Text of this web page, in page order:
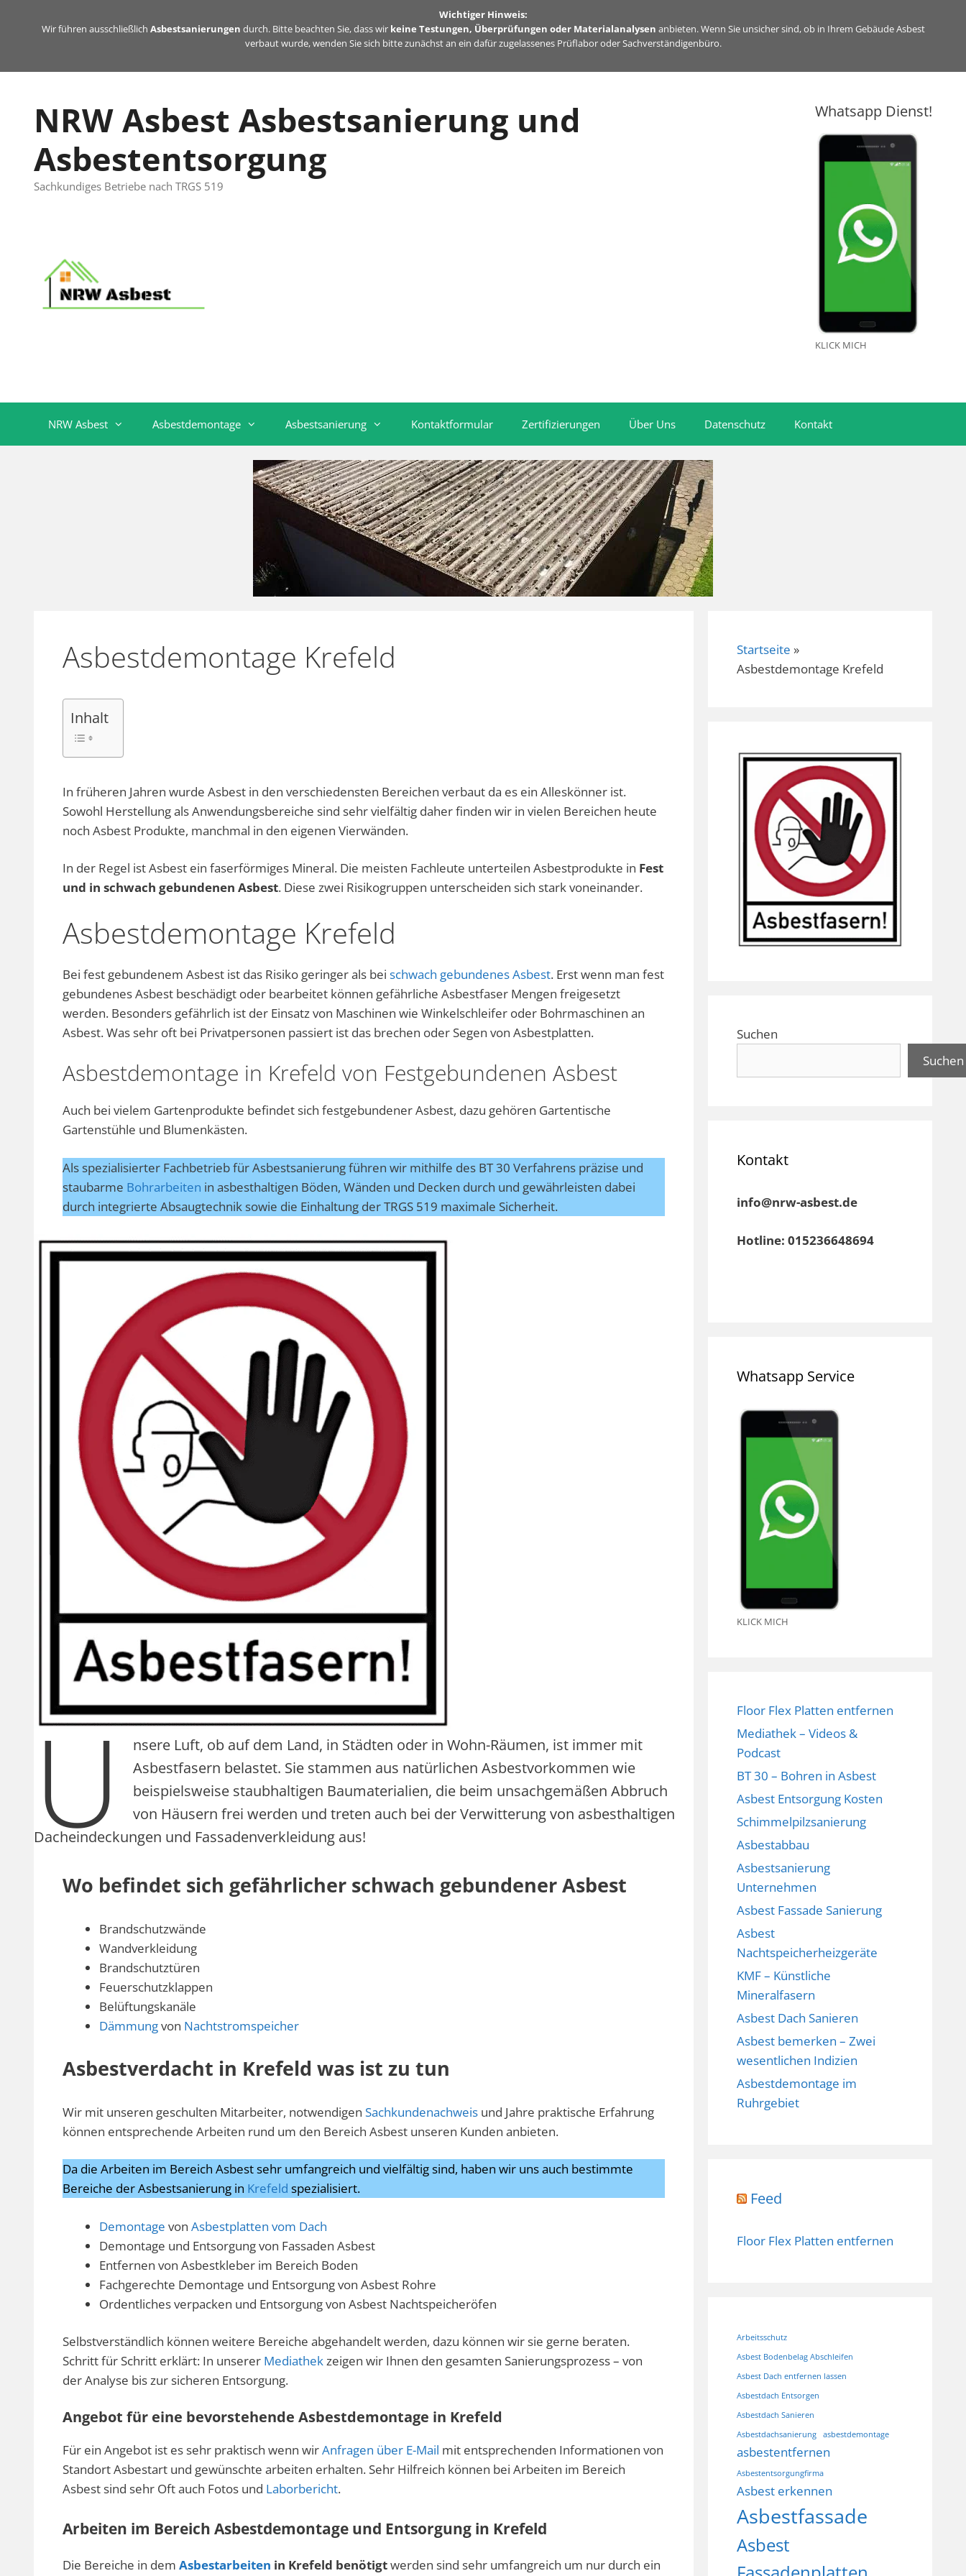
Wichtiger Hinweis:
Wir führen ausschließlich Asbestsanierungen durch. Bitte beachten Sie, dass wir keine Testungen, Überprüfungen oder Materialanalysen anbieten. Wenn Sie unsicher sind, ob in Ihrem Gebäude Asbest
verbaut wurde, wenden Sie sich bitte zunächst an ein dafür zugelassenes Prüflabor oder Sachverständigenbüro.
Whatsapp Dienst!
KLICK MICH
NRW Asbest Asbestsanierung und
Asbestentsorgung
Sachkundiges Betriebe nach TRGS 519
NRW Asbest Asbestdemontage Asbestsanierung Kontaktformular Zertifizierungen Über Uns Datenschutz Kontakt
Asbestdemontage Krefeld
Inhalt
In früheren Jahren wurde Asbest in den verschiedensten Bereichen verbaut da es ein Alleskönner ist.
Sowohl Herstellung als Anwendungsbereiche sind sehr vielfältig daher finden wir in vielen Bereichen heute
noch Asbest Produkte, manchmal in den eigenen Vierwänden.
In der Regel ist Asbest ein faserförmiges Mineral. Die meisten Fachleute unterteilen Asbestprodukte in Fest
und in schwach gebundenen Asbest. Diese zwei Risikogruppen unterscheiden sich stark voneinander.
Asbestdemontage Krefeld
Bei fest gebundenem Asbest ist das Risiko geringer als bei schwach gebundenes Asbest. Erst wenn man fest
gebundenes Asbest beschädigt oder bearbeitet können gefährliche Asbestfaser Mengen freigesetzt
werden. Besonders gefährlich ist der Einsatz von Maschinen wie Winkelschleifer oder Bohrmaschinen an
Asbest. Was sehr oft bei Privatpersonen passiert ist das brechen oder Segen von Asbestplatten.
Asbestdemontage in Krefeld von Festgebundenen Asbest
Auch bei vielem Gartenprodukte befindet sich festgebundener Asbest, dazu gehören Gartentische
Gartenstühle und Blumenkästen.
Als spezialisierter Fachbetrieb für Asbestsanierung führen wir mithilfe des BT 30 Verfahrens präzise und
staubarme Bohrarbeiten in asbesthaltigen Böden, Wänden und Decken durch und gewährleisten dabei
durch integrierte Absaugtechnik sowie die Einhaltung der TRGS 519 maximale Sicherheit.
U
nsere Luft, ob auf dem Land, in Städten oder in Wohn-Räumen, ist immer mit
Asbestfasern belastet. Sie stammen aus natürlichen Asbestvorkommen wie
beispielsweise staubhaltigen Baumaterialien, die beim unsachgemäßen Abbruch
von Häusern frei werden und treten auch bei der Verwitterung von asbesthaltigen
Dacheindeckungen und Fassadenverkleidung aus!
Wo befindet sich gefährlicher schwach gebundener Asbest
Brandschutzwände
Wandverkleidung
Brandschutztüren
Feuerschutzklappen
Belüftungskanäle
Dämmungvon Nachtstromspeicher
Asbestverdacht in Krefeld was ist zu tun
Wir mit unseren geschulten Mitarbeiter, notwendigen Sachkundenachweis und Jahre praktische Erfahrung
können entsprechende Arbeiten rund um den Bereich Asbest unseren Kunden anbieten.
Da die Arbeiten im Bereich Asbest sehr umfangreich und vielfältig sind, haben wir uns auch bestimmte
Bereiche der Asbestsanierung in Krefeld spezialisiert.
Demontage von Asbestplatten vom Dach
Demontage und Entsorgung von Fassaden Asbest
Entfernen von Asbestkleber im Bereich Boden
Fachgerechte Demontage und Entsorgung von Asbest Rohre
Ordentliches verpacken und Entsorgung von Asbest Nachtspeicheröfen
Selbstverständlich können weitere Bereiche abgehandelt werden, dazu können wir sie gerne beraten.
Schritt für Schritt erklärt: In unserer Mediathekzeigen wir Ihnen den gesamten Sanierungsprozess – von
der Analyse bis zur sicheren Entsorgung.
Angebot für eine bevorstehende Asbestdemontage in Krefeld
Für ein Angebot ist es sehr praktisch wenn wirAnfragen über E-Mail mit entsprechenden Informationen von
Standort Asbestart und gewünschte arbeiten erhalten. Sehr Hilfreich können bei Arbeiten im Bereich
Asbest sind sehr Oft auch Fotos und Laborbericht.
Arbeiten im Bereich Asbestdemontage und Entsorgung in Krefeld
Die Bereiche in dem Asbestarbeiten in Krefeld benötigtwerden sind sehr umfangreich um nur durch ein
Startseite »
Asbestdemontage Krefeld
Suchen
Suchen
Kontakt
info@nrw-asbest.de
Hotline: 015236648694
Whatsapp Service
KLICK MICH
Floor Flex Platten entfernen
Mediathek – Videos &
Podcast
BT 30 – Bohren in Asbest
Asbest Entsorgung Kosten
Schimmelpilzsanierung
Asbestabbau
Asbestsanierung
Unternehmen
Asbest Fassade Sanierung
Asbest
Nachtspeicherheizgeräte
KMF – Künstliche
Mineralfasern
Asbest Dach Sanieren
Asbest bemerken – Zwei
wesentlichen Indizien
Asbestdemontage im
Ruhrgebiet
Feed
Floor Flex Platten entfernen
Arbeitsschutz
Asbest Bodenbelag Abschleifen
Asbest Dach entfernen lassen
Asbestdach Entsorgen
Asbestdach Sanieren
Asbestdachsanierung
asbestdemontage
asbestentfernen
Asbestentsorgungfirma
Asbest erkennen
Asbestfassade
Asbest